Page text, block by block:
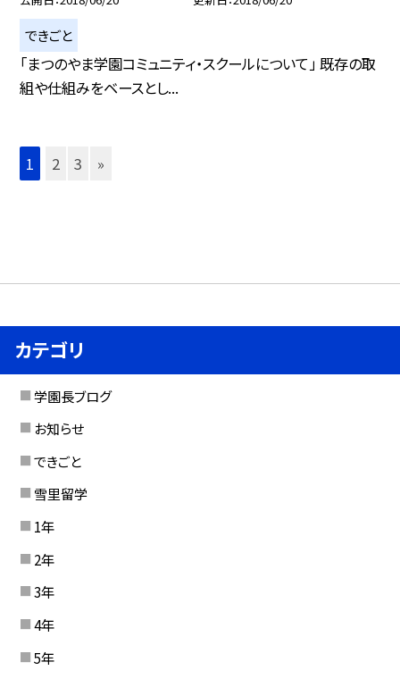
できごと
「まつのやま学園コミュニティ・スクールについて」 既存の取
組や仕組みをベースとし...
1 2 3 »
カテゴリ
学園長ブログ
お知らせ
できごと
雪里留学
1年
2年
3年
4年
5年